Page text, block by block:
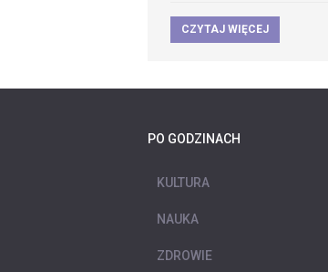
CZYTAJ WIĘCEJ
PO GODZINACH
KULTURA
NAUKA
ZDROWIE